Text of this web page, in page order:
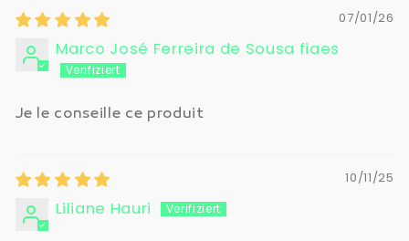
07/01/26
Marco José Ferreira de Sousa fiaes
Je le conseille ce produit
10/11/25
Liliane Hauri